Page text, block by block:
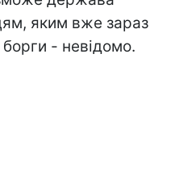
яким вже зараз
- невідомо.